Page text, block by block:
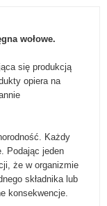
wołowe.
się produkcją
opiera na
Każdy
Podając jeden
że w organizmie
składnika lub
konsekwencje.